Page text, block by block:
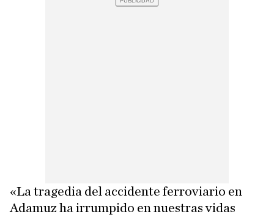
«La tragedia del accidente ferroviario en
Adamuz ha irrumpido en nuestras vidas